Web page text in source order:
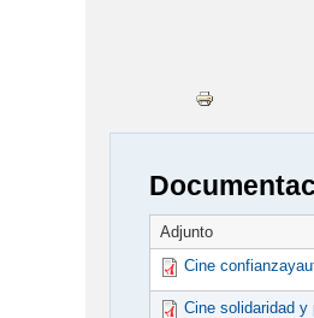
Adjunto
Cine
Cine solidaridad y